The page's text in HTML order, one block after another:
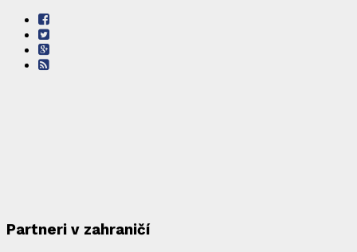
Partneri v zahraničí